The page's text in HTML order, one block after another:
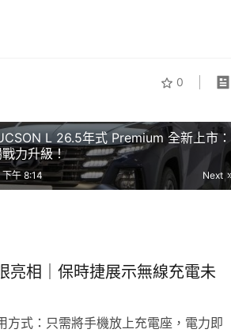
車輛安全檢測
的挑戰，為了讓車主在盛夏出行時能
間回廠不僅能體驗專業守護，更能品
專注享受精彩的路上風景，迎接沁涼好
0
L 26.5年式 Premium 全新上市：
力升級！
Next
午 8:14
亮相｜保時捷展示無線充電未
式：只需將手機放上充電座，電力即